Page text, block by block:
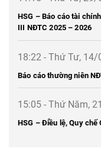
HSG – Báo cáo tài
III NĐTC 2025 – 2026
18:22 - Thứ Tư,
Báo cáo thường niên
15:05 - Thứ Năm,
HSG – Điều lệ, Quy